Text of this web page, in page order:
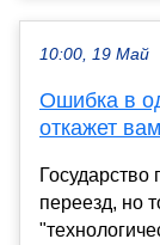
10:00, 19 Май
Ошибка в
откажет
переезд, но